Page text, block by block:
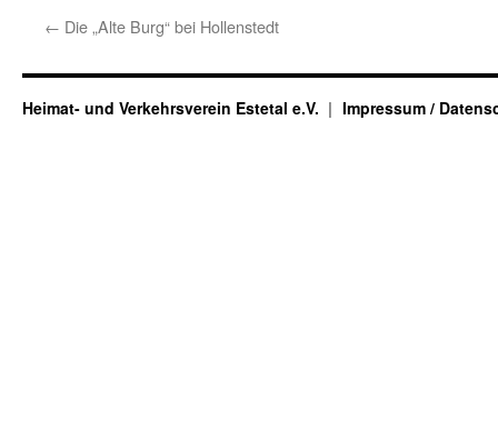
← Die „Alte Burg“ bei Hollenstedt
Heimat- und Verkehrsverein Estetal e.V. Impressum /